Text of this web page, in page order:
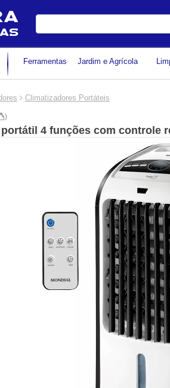
Digite
Ferramentas Jardim e Agrícola
Climatizadores Portáteis
)
4 funções com controle